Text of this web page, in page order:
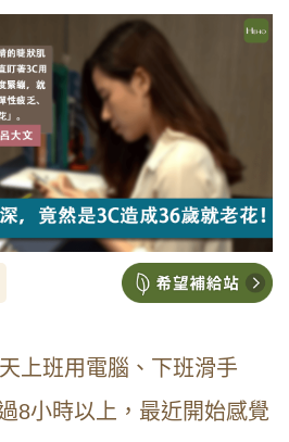
上班用電腦、下班滑手
8小時以上，最近開始感覺